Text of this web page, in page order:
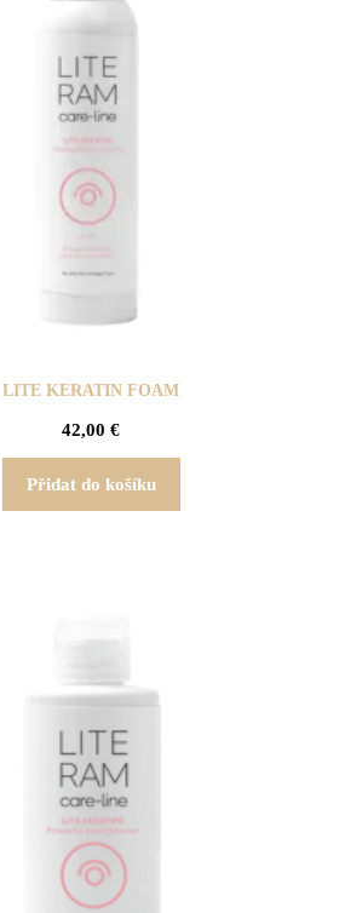
LITE KERATIN FOAM
42,00 €
Přidat do košíku